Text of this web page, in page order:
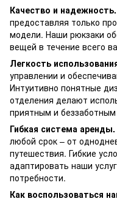
Качество и надежность.
предоставляя только
модели. Наши рюкзаки
вещей в течение всего
Легкость
управлении и
Интуитивно понятные
отделения делают
приятным и
Гибкая система аренды.
любой срок – от
путешествия. Гибкие
адаптировать наши
потребности.
Как воспользоваться